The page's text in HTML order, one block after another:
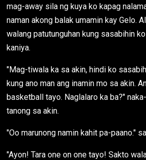
mag-away sila ng kuya ko kapag
naman akong balak umamin kay Gelo.
walang patutunguhan kung sasabihin
kaniya.
"Mag-tiwala ka sa akin, hindi ko
kung ano man ang inamin mo sa akin.
basketball tayo. Naglalaro ka ba?"
tanong sa akin.
"Oo marunong namin kahit pa-paano."
"Ayon! Tara one on one tayo! Sakto